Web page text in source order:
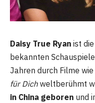
Daisy True Ryan ist
bekannten
Jahren durch Filme wie
für Dichweltberühmt
in China geboren und